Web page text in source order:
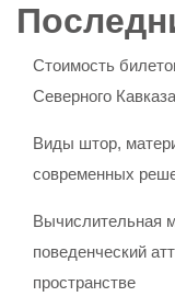
Стоимость
Северного
Виды штор,
современных
Вычислительная
поведенческий
пространстве